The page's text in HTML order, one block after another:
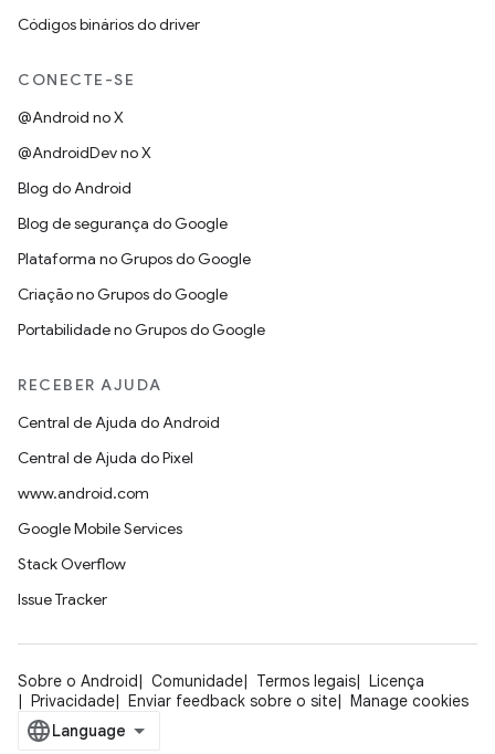
Códigos binários do driver
CONECTE-SE
@Android no X
@AndroidDev no X
Blog do Android
Blog de segurança do Google
Plataforma no Grupos do Google
Criação no Grupos do Google
Portabilidade no Grupos do Google
RECEBER AJUDA
Central de Ajuda do Android
Central de Ajuda do Pixel
www.android.com
Google Mobile Services
Stack Overflow
Issue Tracker
Sobre o Android Comunidade Termos legais
Licença
Privacidade
Enviar feedback sobre o site Manage cookies